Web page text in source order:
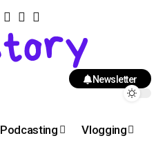
Newsletter
Podcasting Vlogging